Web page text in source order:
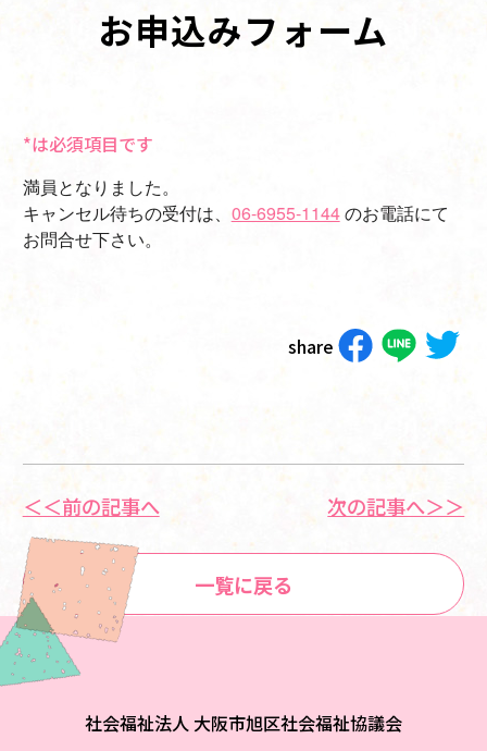
お申込みフォーム
*は必須項目です
満員となりました。
キャンセル待ちの受付は、 06-6955-1144のお電話にて
お問合せ下さい。
share
＜＜前の記事へ
一覧に戻る
次の記事へ＞＞
社会福祉法人 大阪市旭区社会福祉協議会